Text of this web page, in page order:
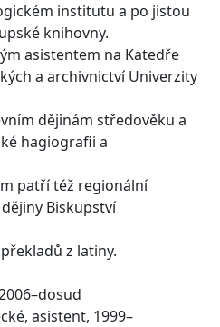
institutu a po jistou
knihovny.
asistentem na Katedře
a archivnictví Univerzity
dějinám středověku a
hagiografii a
patří též regionální
Biskupství
z latiny.
asistent, 1999–